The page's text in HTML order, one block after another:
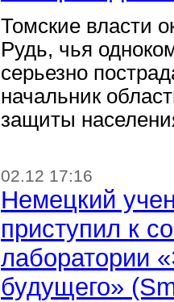
Томские власти
Рудь, чья
серьезно
начальник
защиты
02.12 17:16
Немецкий
приступил к
лаборатории
будущего»